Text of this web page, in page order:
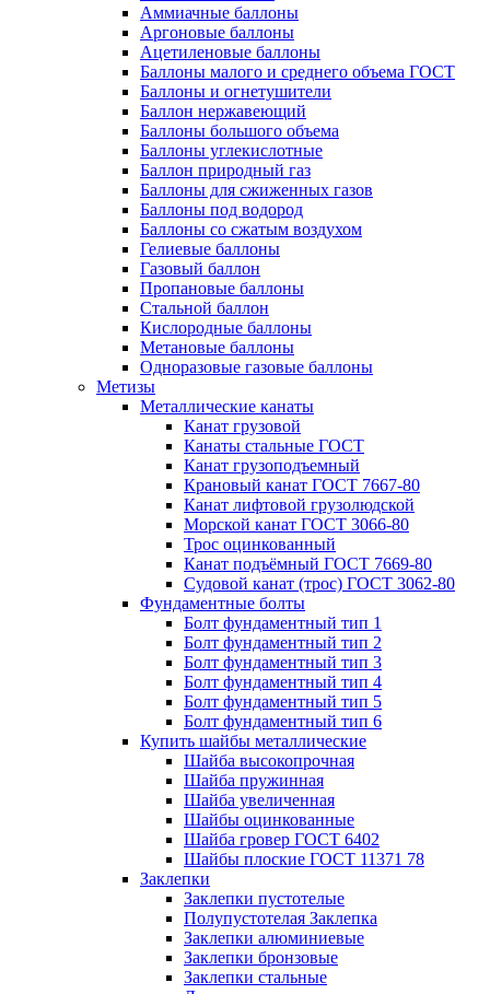
Аммиачные баллоны
Аргоновые баллоны
Ацетиленовые баллоны
Баллоны малого и среднего объема ГОСТ
Баллоны и огнетушители
Баллон нержавеющий
Баллоны большого объема
Баллоны углекислотные
Баллон природный газ
Баллоны для сжиженных газов
Баллоны под водород
Баллоны со сжатым воздухом
Гелиевые баллоны
Газовый баллон
Пропановые баллоны
Стальной баллон
Кислородные баллоны
Метановые баллоны
Одноразовые газовые баллоны
Метизы
Металлические канаты
Канат грузовой
Канаты стальные ГОСТ
Канат грузоподъемный
Крановый канат ГОСТ 7667-80
Канат лифтовой грузолюдской
Морской канат ГОСТ 3066-80
Трос оцинкованный
Канат подъёмный ГОСТ 7669-80
Судовой канат (трос) ГОСТ 3062-80
Фундаментные болты
Болт фундаментный тип 1
Болт фундаментный тип 2
Болт фундаментный тип 3
Болт фундаментный тип 4
Болт фундаментный тип 5
Болт фундаментный тип 6
Купить шайбы металлические
Шайба высокопрочная
Шайба пружинная
Шайба увеличенная
Шайбы оцинкованные
Шайба гровер ГОСТ 6402
Шайбы плоские ГОСТ 11371 78
Заклепки
Заклепки пустотелые
Полупустотелая Заклепка
Заклепки алюминиевые
Заклепки бронзовые
Заклепки стальные